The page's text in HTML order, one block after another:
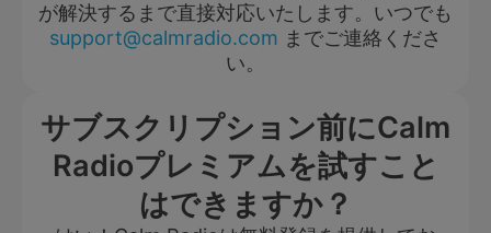
が解決するまで直接対応いたします。いつでも
support@calmradio.com までご連絡くださ
い。
サブスクリプション前にCalm
Radioプレミアムを試すこと
はできますか？